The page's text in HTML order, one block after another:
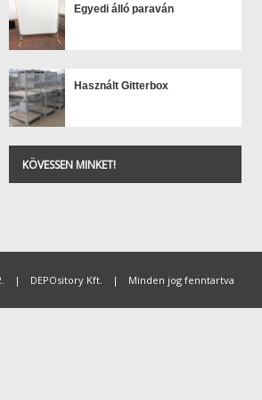
Egyedi álló paraván
Használt Gitterbox
KÖVESSEN MINKET!
| DEPOsitory Kft. | Minden jog fenntartva